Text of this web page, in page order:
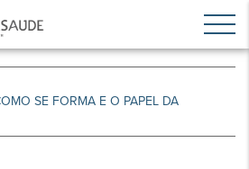
SE FORMA E O PAPEL DA